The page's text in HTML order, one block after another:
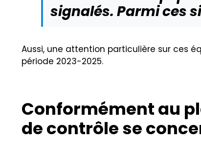
signalés. Parmi ces
Aussi, une attention particulière sur ces
période 2023-2025.
Conformément au
de contrôle se